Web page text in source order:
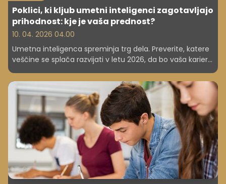
Poklici, ki kljub umetni inteligenci zagotavljajo
prihodnost: kje je vaša prednost?
10. 04. 2026 04.00
Umetna inteligenca spreminja trg dela. Preverite, katere
veščine se splača razvijati v letu 2026, da bo vaša kariera